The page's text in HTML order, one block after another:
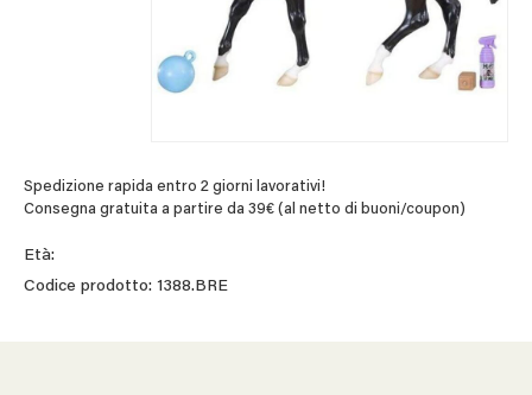
Spedizione rapida entro 2 giorni lavorativi!
Consegna gratuita a partire da 39€ (al netto di buoni/coupon)
Età:
Codice prodotto: 1388.BRE